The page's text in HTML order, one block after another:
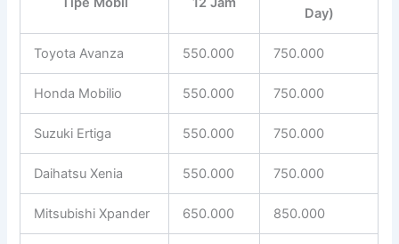
Day)
Toyota Avanza 550.000 750.000
Honda Mobilio 550.000 750.000
Suzuki Ertiga 550.000 750.000
Daihatsu Xenia 550.000 750.000
Mitsubishi Xpander 650.000 850.000